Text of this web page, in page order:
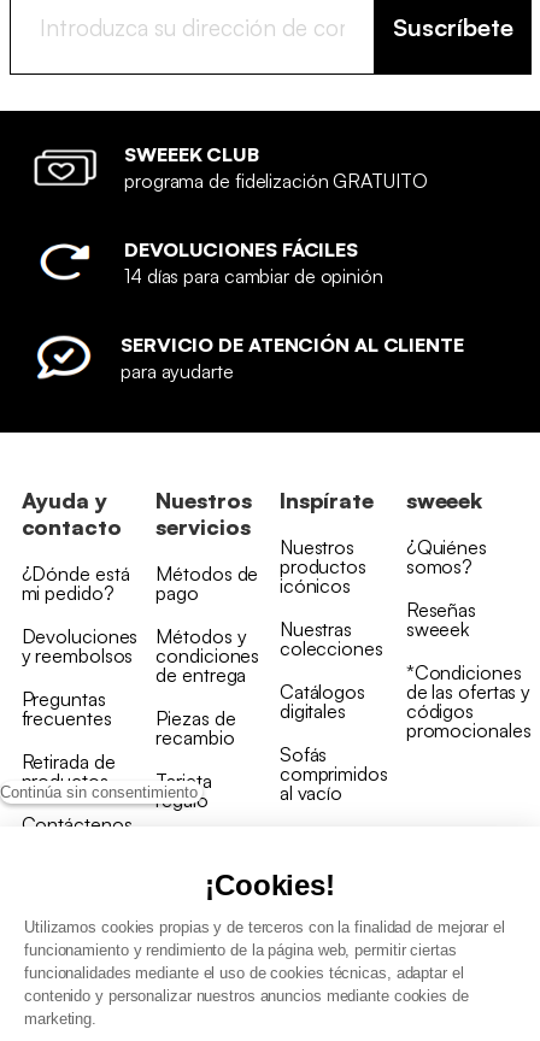
Continúa sin consentimiento
¡Cookies!
Utilizamos cookies propias y de terceros con la finalidad de mejorar el
funcionamiento y rendimiento de la página web, permitir ciertas
funcionalidades mediante el uso de cookies técnicas, adaptar el
contenido y personalizar nuestros anuncios mediante cookies de
marketing.
Suscríbete
SWEEEK CLUB
programa de fidelización GRATUITO
DEVOLUCIONES FÁCILES
14 días para cambiar de opinión
SERVICIO DE ATENCIÓN AL CLIENTE
para ayudarte
Ayuda y
contacto
¿Dónde está
mi pedido?
Devoluciones
y reembolsos
Preguntas
frecuentes
Retirada de
productos
Contáctenos
Nuestros
servicios
Métodos de
pago
Métodos y
condiciones
de entrega
Piezas de
recambio
Tarjeta
regalo
Inspírate
Nuestros
productos
icónicos
Nuestras
colecciones
Catálogos
digitales
Sofás
comprimidos
al vacío
sweeek
¿Quiénes
somos?
Reseñas
sweeek
*Condiciones
de las ofertas y
códigos
promocionales